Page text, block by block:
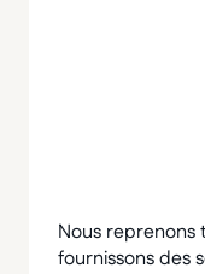
Nous reprenons
fournissons des